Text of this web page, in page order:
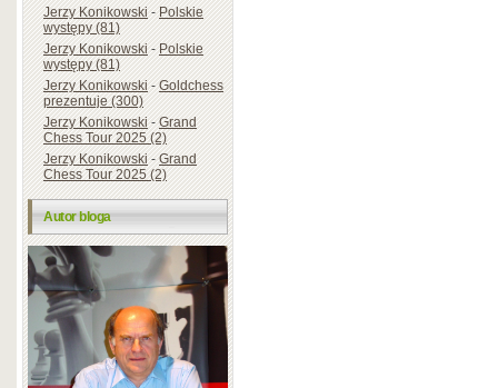
Jerzy Konikowski-Polskie
występy (81)
Jerzy Konikowski-Polskie
występy (81)
Jerzy Konikowski-Goldchess
prezentuje (300)
Jerzy Konikowski-Grand
Chess Tour 2025 (2)
Jerzy Konikowski-Grand
Chess Tour 2025 (2)
Autor bloga